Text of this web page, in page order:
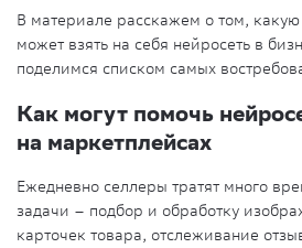
В материале расскажем о том, какую
может взять на себя нейросеть в
поделимся списком самых
Как могут помочь
на маркетплейсах
Ежедневно селлеры тратят много
задачи – подбор и обработку
карточек товара, отслеживание